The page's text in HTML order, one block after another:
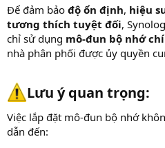
t
Để đảm bảo độ ổn định, hiệu
tương thích tuyệt đối,
chỉ sử dụng mô-đun bộ nhớ
nhà phân phối được ủy quyền
Lưu ý quan trọng:​
Việc lắp đặt mô-đun bộ nhớ
dẫn đến: